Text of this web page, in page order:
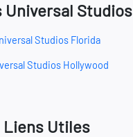
Universal Studios
Studios Florida
Studios Hollywood
Liens Utiles